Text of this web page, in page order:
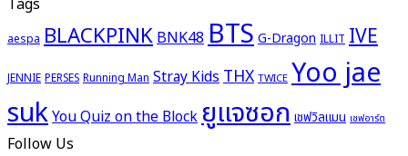
aespa BLACKPINK BNK48BTSG-Dragon ILLIT IVE
JENNIE PERSES Running Man Stray Kids THX TWICE Yoo jae
sukYou Quiz on the Blockยูแจซอก เชฟวิลแมน เชฟอาร์ต
Follow Us